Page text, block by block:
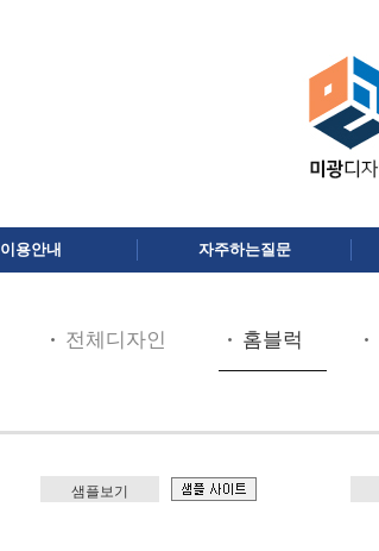
이용안내 자주하는질문
전체디자인 홈블럭
샘플보기